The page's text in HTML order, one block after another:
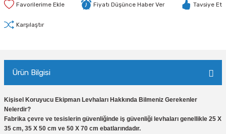
Fiyatı Düşünce Haber Ver Tavsiye Et
Karşılaştır
Ürün Bilgisi
Kişisel Koruyucu Ekipman Levhaları Hakkında Bilmeniz Gerekenler
Nelerdir?
Fabrika çevre ve tesislerin güvenliğinde iş güvenliği levhaları genellikle 25 X
35 cm, 35 X 50 cm ve 50 X 70 cm ebatlarındadır.